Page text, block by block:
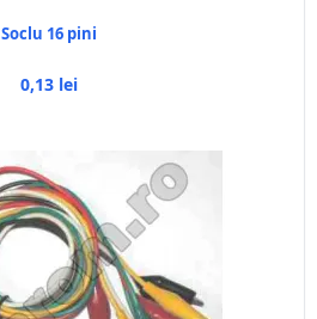
Soclu 16 pini
0,13 lei